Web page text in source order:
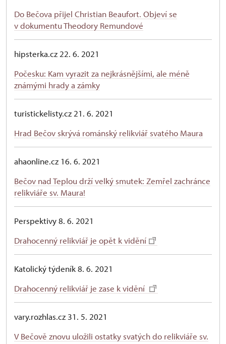
Do Bečova přijel Christian Beaufort. Objeví se
v dokumentu Theodory Remundové
hipsterka.cz 22. 6. 2021
Počesku: Kam vyrazit za nejkrásnějšími, ale méně
známými hrady a zámky
turistickelisty.cz 21. 6. 2021
Hrad Bečov skrývá románský relikviář svatého Maura
ahaonline.cz 16. 6. 2021
Bečov nad Teplou drží velký smutek: Zemřel zachránce
relikviáře sv. Maura!
Perspektivy 8. 6. 2021
Drahocenný relikviář je opět k vidění
Katolický týdeník 8. 6. 2021
Drahocenný relikviář je zase k vidění
vary.rozhlas.cz 31. 5. 2021
V Bečově znovu uložili ostatky svatých do relikviáře sv.